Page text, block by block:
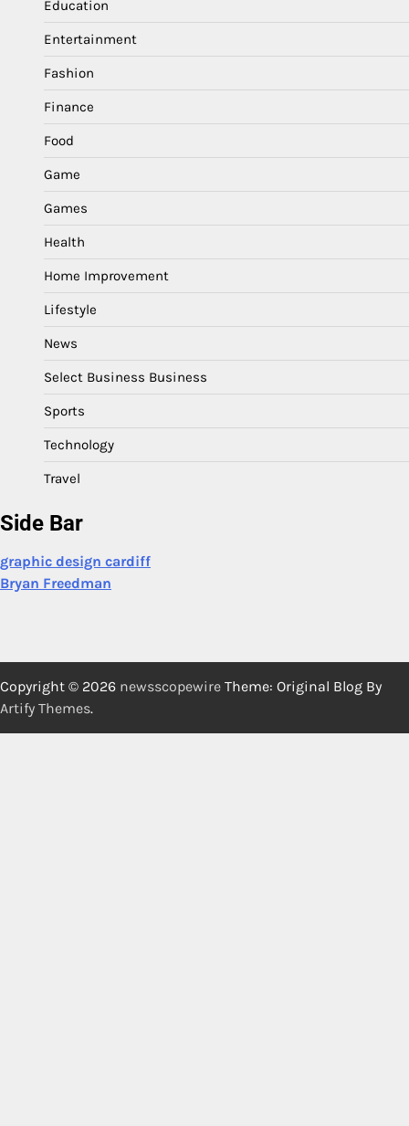
Education
Entertainment
Fashion
Finance
Food
Game
Games
Health
Home Improvement
Lifestyle
News
Select Business Business
Sports
Technology
Travel
Side Bar
graphic design cardiff
Bryan Freedman
Copyright © 2026 newsscopewire Theme: Original Blog By
Artify Themes.